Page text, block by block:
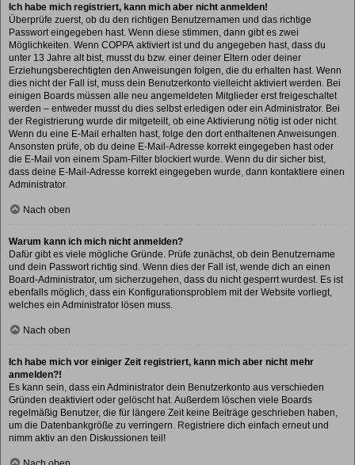
Ich habe mich registriert, kann mich aber nicht anmelden!
Überprüfe zuerst, ob du den richtigen Benutzernamen und das richtige
Passwort eingegeben hast. Wenn diese stimmen, dann gibt es zwei
Möglichkeiten. Wenn COPPA aktiviert ist und du angegeben hast, dass du
unter 13 Jahre alt bist, musst du bzw. einer deiner Eltern oder deiner
Erziehungsberechtigten den Anweisungen folgen, die du erhalten hast. Wenn
dies nicht der Fall ist, muss dein Benutzerkonto vielleicht aktiviert werden. Bei
einigen Boards müssen alle neu angemeldeten Mitglieder erst freigeschaltet
werden – entweder musst du dies selbst erledigen oder ein Administrator. Bei
der Registrierung wurde dir mitgeteilt, ob eine Aktivierung nötig ist oder nicht.
Wenn du eine E-Mail erhalten hast, folge den dort enthaltenen Anweisungen.
Ansonsten prüfe, ob du deine E-Mail-Adresse korrekt eingegeben hast oder
die E-Mail von einem Spam-Filter blockiert wurde. Wenn du dir sicher bist,
dass deine E-Mail-Adresse korrekt eingegeben wurde, dann kontaktiere einen
Administrator.
Nach oben
Warum kann ich mich nicht anmelden?
Dafür gibt es viele mögliche Gründe. Prüfe zunächst, ob dein Benutzername
und dein Passwort richtig sind. Wenn dies der Fall ist, wende dich an einen
Board-Administrator, um sicherzugehen, dass du nicht gesperrt wurdest. Es ist
ebenfalls möglich, dass ein Konfigurationsproblem mit der Website vorliegt,
welches ein Administrator lösen muss.
Nach oben
Ich habe mich vor einiger Zeit registriert, kann mich aber nicht mehr
anmelden?!
Es kann sein, dass ein Administrator dein Benutzerkonto aus verschieden
Gründen deaktiviert oder gelöscht hat. Außerdem löschen viele Boards
regelmäßig Benutzer, die für längere Zeit keine Beiträge geschrieben haben,
um die Datenbankgröße zu verringern. Registriere dich einfach erneut und
nimm aktiv an den Diskussionen teil!